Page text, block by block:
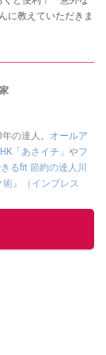
に教えていただきま
の達人。 オールア
「あさイチ」 やフ
きるfit 節約の達人川
』（インプレス
める。翌月からの